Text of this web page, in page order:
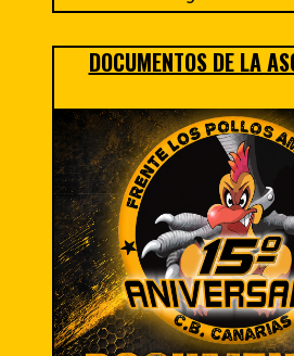
DOCUMENTOS DE LA